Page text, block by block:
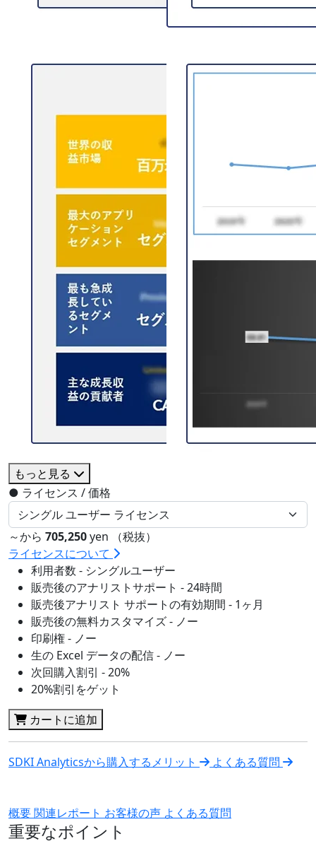
もっと見る
● ライセンス / 価格
～から 705,250yen （税抜）
ライセンスについて
利用者数 - シングルユーザー
販売後のアナリストサポート - 24時間
販売後アナリスト サポートの有効期間 - 1ヶ月
販売後の無料カスタマイズ - ノー
印刷権 - ノー
生の Excel データの配信 - ノー
次回購入割引 - 20%
20%割引をゲット
カートに追加
SDKI Analyticsから購入するメリット よくある質問
概要関連レポート お客様の声 よくある質問
重要なポイント